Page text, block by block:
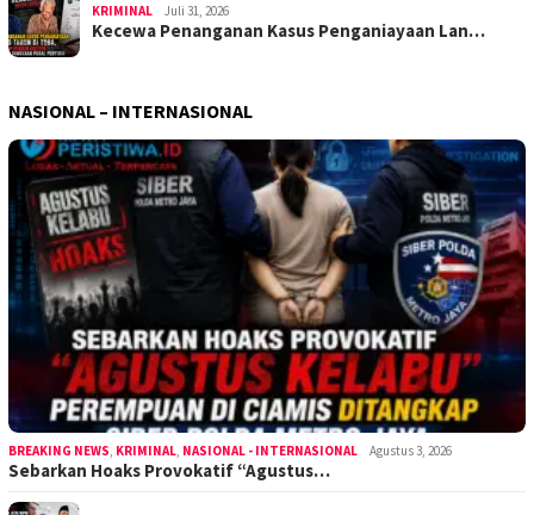
KRIMINAL Juli 31, 2026
Kecewa Penanganan Kasus Penganiayaan Lan…
NASIONAL – INTERNASIONAL
BREAKING NEWS KRIMINAL NASIONAL - INTERNASIONAL Agustus 3, 2026
Sebarkan Hoaks Provokatif “Agustus…